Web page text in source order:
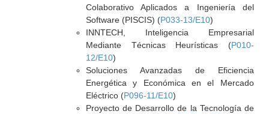
Colaborativo Aplicados a Ingeniería del
Software (PISCIS) (P033-13/E10)
INNTECH, Inteligencia Empresarial
Mediante Técnicas Heurísticas (P010-
12/E10)
Soluciones Avanzadas de Eficiencia
Energética y Económica en el Mercado
Eléctrico (P096-11/E10)
Proyecto de Desarrollo de la Tecnología de